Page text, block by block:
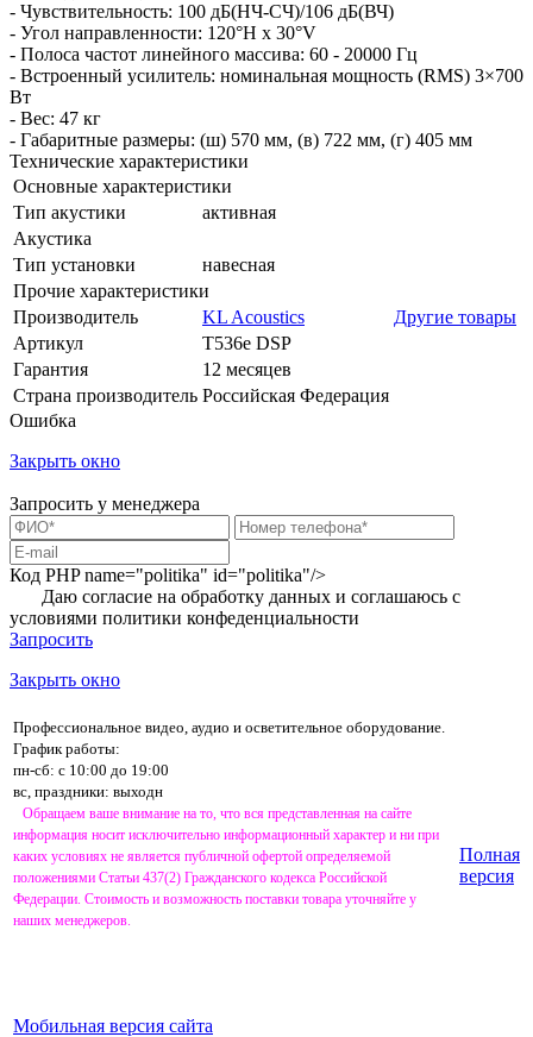
- Чувствительность: 100 дБ(НЧ-СЧ)/106 дБ(ВЧ)
- Угол направленности: 120°H x 30°V
- Полоса частот линейного массива: 60 - 20000 Гц
- Встроенный усилитель: номинальная мощность (RMS) 3×700
Вт
- Вес: 47 кг
- Габаритные размеры: (ш) 570 мм, (в) 722 мм, (г) 405 мм
Технические характеристики
Основные характеристики
Тип акустики
активная
Акустика
Тип установки
навесная
Прочие характеристики
Производитель
KL Acoustics
Другие товары
Артикул
T536e DSP
Гарантия
12 месяцев
Страна производитель Российская Федерация
Ошибка
Закрыть окно
Запросить у менеджера
Код PHPname="politika" id="politika"/>
Даю согласие на обработку данных и соглашаюсь с
условиями политики конфеденциальности
Запросить
Закрыть окно
Профессиональное видео, аудио и осветительное оборудование.
График работы:
пн-сб: с 10:00 до 19:00
вс, праздники: выходн
Обращаем ваше внимание на то, что вся представленная на сайте
информация носит исключительно информационный характер и ни при
каких условиях не является публичной офертой определяемой
положениями Статьи 437(2) Гражданского кодекса Российской
Федерации. Стоимость и возможность поставки товара уточняйте у
наших менеджеров.
Мобильная версия сайта
Полная
версия